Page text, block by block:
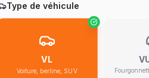
Type de véhicule
VL
Voiture, berline, SUV